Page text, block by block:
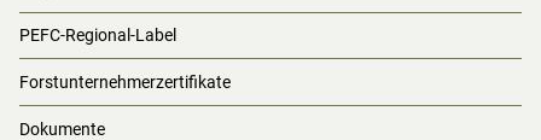
PEFC-Regional-Label
Forstunternehmerzertifikate
Dokumente